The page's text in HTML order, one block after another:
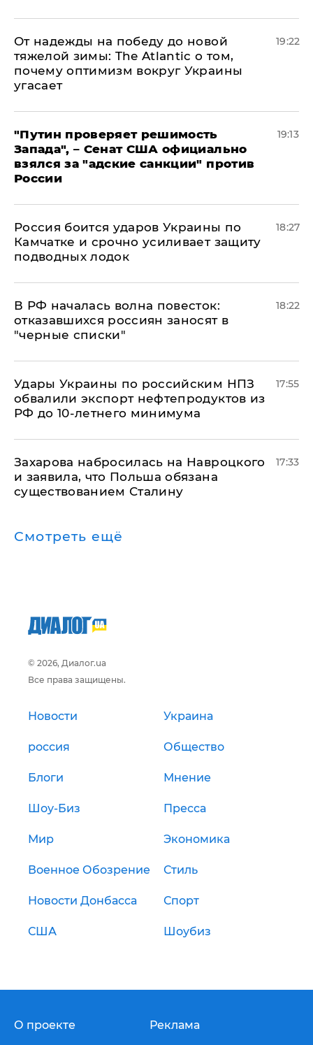
От надежды на победу до новой
тяжелой зимы: The Atlantic о том,
почему оптимизм вокруг Украины
угасает
19:22
"Путин проверяет решимость
Запада", – Сенат США официально
взялся за "адские санкции" против
России
19:13
Россия боится ударов Украины по
Камчатке и срочно усиливает защиту
подводных лодок
18:27
​В РФ началась волна повесток:
отказавшихся россиян заносят в
"черные списки"
18:22
Удары Украины по российским НПЗ
обвалили экспорт нефтепродуктов из
РФ до 10-летнего минимума
17:55
​Захарова набросилась на Навроцкого
и заявила, что Польша обязана
существованием Сталину
17:33
Смотреть ещё
© 2026, Диалог.ua
Все права защищены.
Новости Украина
россия Общество
Блоги Мнение
Шоу-Биз Пресса
Мир Экономика
Военное Обозрение Стиль
Новости Донбасса Спорт
США Шоубиз
О проекте Реклама